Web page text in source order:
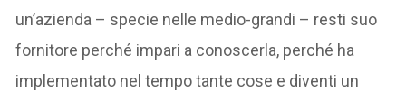
un’azienda – specie nelle medio-grandi – resti suo
fornitore perché impari a conoscerla, perché ha
implementato nel tempo tante cose e diventi un